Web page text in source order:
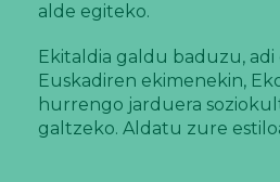
alde egiteko.
Ekitaldia galdu baduzu, adi
Euskadiren ekimenekin,
hurrengo jarduera
galtzeko. Aldatu zure